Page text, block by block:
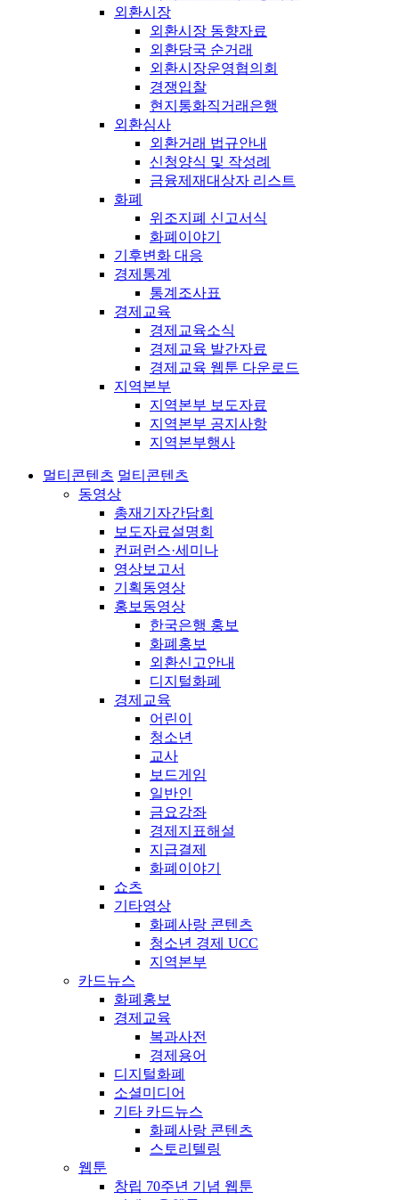
외환시장
외환시장 동향자료
외환당국 순거래
외환시장운영협의회
경쟁입찰
현지통화직거래은행
외환심사
외환거래 법규안내
신청양식 및 작성례
금융제재대상자 리스트
화폐
위조지폐 신고서식
화폐이야기
기후변화 대응
경제통계
통계조사표
경제교육
경제교육소식
경제교육 발간자료
경제교육 웹툰 다운로드
지역본부
지역본부 보도자료
지역본부 공지사항
지역본부행사
멀티콘텐츠 멀티콘텐츠
동영상
총재기자간담회
보도자료설명회
컨퍼런스·세미나
영상보고서
기획동영상
홍보동영상
한국은행 홍보
화폐홍보
외환신고안내
디지털화폐
경제교육
어린이
청소년
교사
보드게임
일반인
금요강좌
경제지표해설
지급결제
화폐이야기
쇼츠
기타영상
화폐사랑 콘텐츠
청소년 경제 UCC
지역본부
카드뉴스
화폐홍보
경제교육
복과사전
경제용어
디지털화폐
소셜미디어
기타 카드뉴스
화폐사랑 콘텐츠
스토리텔링
웹툰
창립 70주년 기념 웹툰